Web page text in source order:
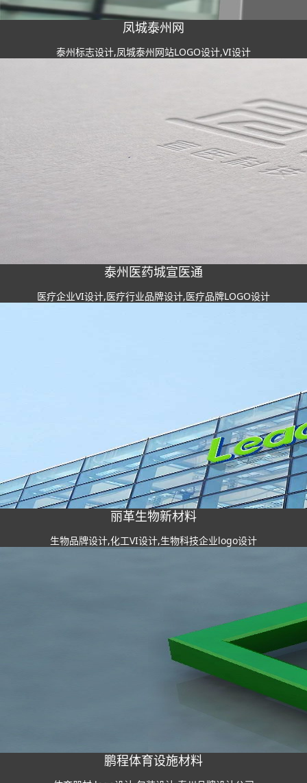
凤城泰州网
泰州标志设计,凤城泰州网站LOGO设计,VI设计
泰州医药城宣医通
医疗企业VI设计,医疗行业品牌设计,医疗品牌LOGO设计
丽革生物新材料
生物品牌设计,化工VI设计,生物科技企业logo设计
鹏程体育设施材料